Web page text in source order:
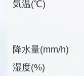
気温(℃)
降水量(mm/h)
湿度(%)